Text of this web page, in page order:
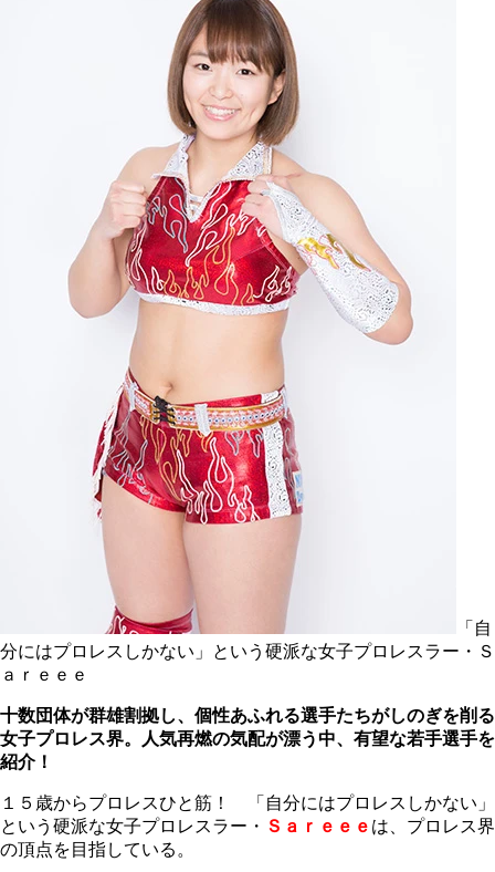
「自
分にはプロレスしかない」という硬派な女子プロレスラー・Ｓ
ａｒｅｅｅ
十数団体が群雄割拠し、個性あふれる選手たちがしのぎを削る
女子プロレス界。人気再燃の気配が漂う中、有望な若手選手を
紹介！
１５歳からプロレスひと筋！ 「自分にはプロレスしかない」
という硬派な女子プロレスラー・ Ｓａｒｅｅｅ は、プロレス界
の頂点を目指している。